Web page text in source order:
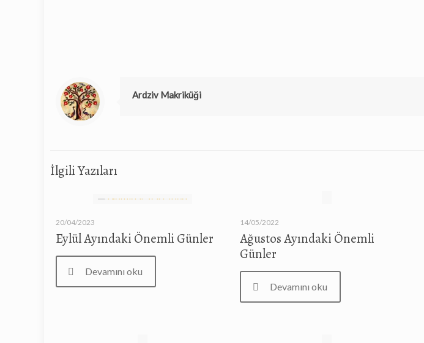
Ardziv Makriküği
İlgili Yazıları
20/04/2023
Eylül Ayındaki Önemli Günler
Devamını oku
14/05/2022
Ağustos Ayındaki Önemli
Günler
Devamını oku